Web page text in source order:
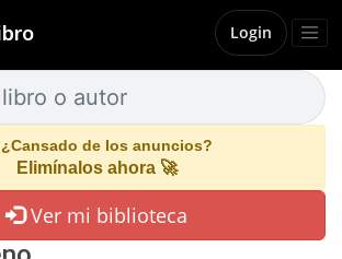
Login
¿Cansado de los anuncios?
Elimínalos ahora 🚀
Ver mi biblioteca